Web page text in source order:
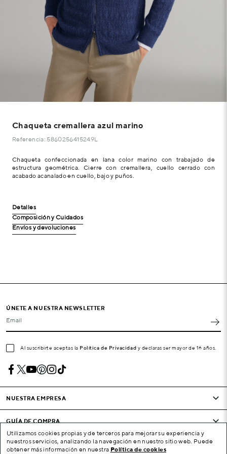
Chaqueta cremallera azul marino
Referencia: 5860256415249L
Chaqueta confeccionada en lana color marino con trabajado de
estructura geométrica. Cierre con cremallera, cuello cerrado con
acabado acanalado en cuello, bajo y puños.
Detalles
Composición y Cuidados
Envíos y devoluciones
ÚNETE A NUESTRA NEWSLETTER
Email
Al suscribirte aceptas la Política de Privacidad y declaras ser mayor de 16 años.
NUESTRA EMPRESA
GUÍA DE COMPRA
CONDICIONES Y EMPRESA
Utilizamos cookies propias y de terceros para mejorar su experiencia y
nuestros servicios, analizando la navegación en nuestro sitio web. Puede
obtener más información en nuestra Política de cookies